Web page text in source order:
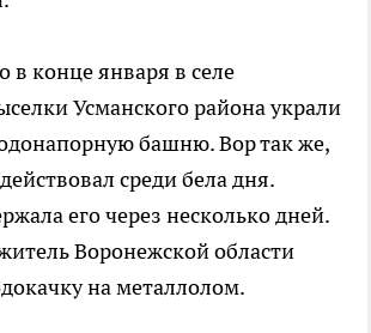
конце января в селе
Усманского района украли
башню. Вор так же,
среди бела дня.
его через несколько дней.
Воронежской области
на металлолом.